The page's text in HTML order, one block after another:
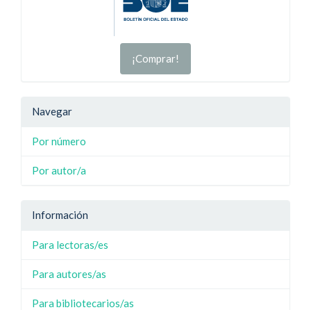
¡Comprar!
Navegar
Por número
Por autor/a
Información
Para lectoras/es
Para autores/as
Para bibliotecarios/as